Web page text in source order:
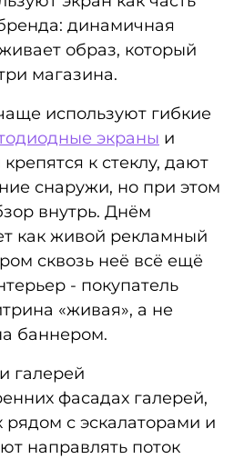
динамичная
образ, который
магазина.
используют гибкие
экраны и
к стеклу, дают
снаружи, но при этом
внутрь. Днём
как живой рекламный
сквозь неё всё ещё
- покупатель
«живая», а не
баннером.
галерей
фасадах галерей,
рядом с эскалаторами и
направлять поток